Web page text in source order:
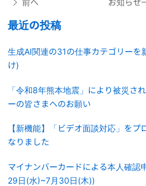
最近の投稿
生成AI関連の31の仕事カテゴリーを
け)
「令和8年熊本地震」により被災さ
ーの皆さまへのお願い
【新機能】「ビデオ面談対応」を
なりました
マイナンバーカードによる本人確認
29日(水)~7月30日(木))